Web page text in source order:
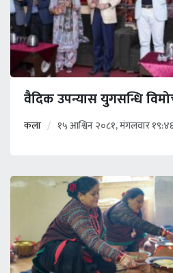
वैदिक उपन्यास युगसन्धि
कला १५ आश्विन २०८१, मंगलवार